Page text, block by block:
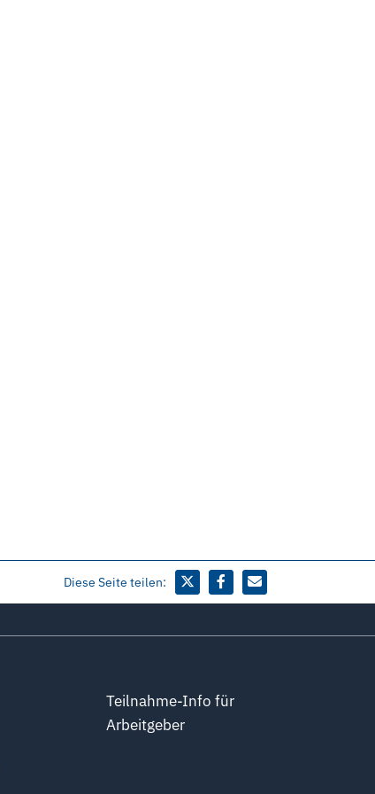
Diese Seite teilen:
Teilnahme-Info für
Arbeitgeber